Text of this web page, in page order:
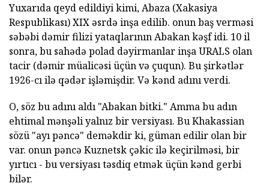
Yuxarıda qeyd edildiyi kimi, Abaza (Xakasiya
Respublikası) XIX əsrdə inşa edilib. onun baş verməsi
səbəbi dəmir filizi yataqlarının Abakan kəşf idi. 10 il
sonra, bu sahədə polad dəyirmanlar inşa URALS olan
tacir (dəmir müalicəsi üçün və çuqun). Bu şirkətlər
1926-cı ilə qədər işləmişdir. Və kənd adını verdi.
O, söz bu adını aldı "Abakan bitki." Amma bu adın
ehtimal mənşəli yalnız bir versiyası. Bu Khakassian
sözü "ayı pəncə" deməkdir ki, güman edilir olan bir
var. onun pəncə Kuznetsk çəkic ilə keçirilməsi, bir
yırtıcı - bu versiyası təsdiq etmək üçün kənd gerbi
bilər.